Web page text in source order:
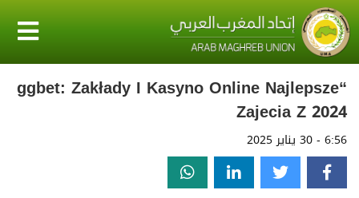
“ggbet: Zakłady I Kasyno Online Najlepsze
Zajecia Z 2024
6:56 - 30 يناير 2025